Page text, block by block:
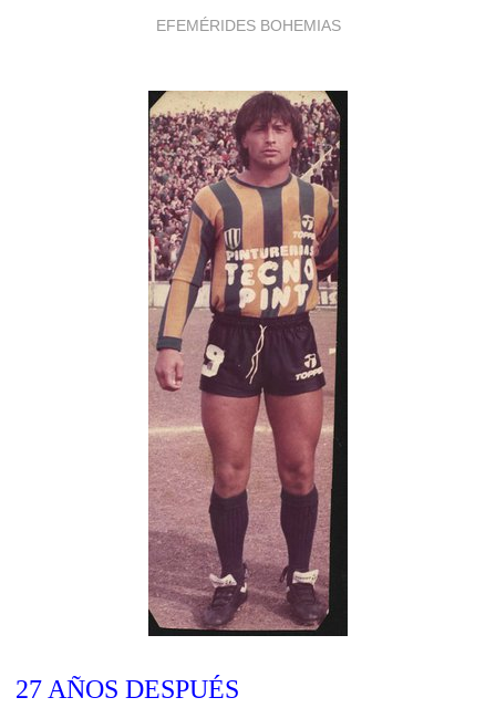
EFEMÉRIDES BOHEMIAS
27 AÑOS DESPUÉS